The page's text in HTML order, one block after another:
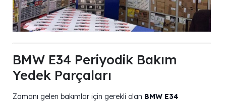
BMW E34 Periyodik Bakım
Yedek Parçaları
Zamanı gelen bakımlar için gerekli olan BMW E34